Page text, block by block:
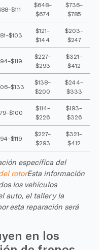
$648–
$674
$736–
$785
$121–
$144
$203–
$247
$227–
$293
$321–
$412
$138–
$200
$244–
$333
$114–
$226
$193–
$326
$227–
$293
$321–
$412
específica del
rotorEsta información
los vehículos
auto, el taller y la
esta reparación será
en los